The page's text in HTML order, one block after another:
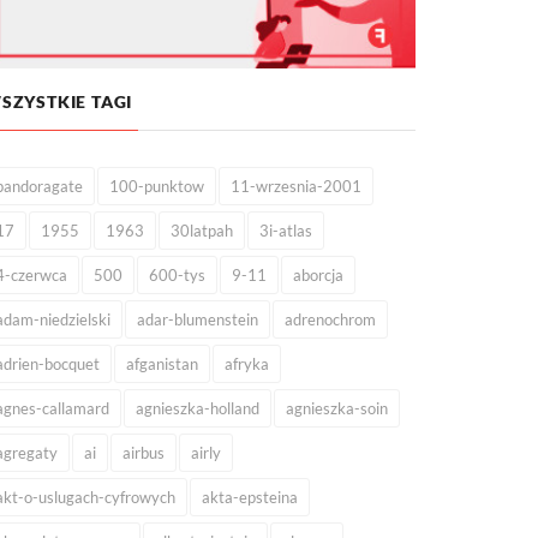
TAGI
100-punktow 11-wrzesnia-2001
1955 1963 30latpah 3i-atlas
czerwca 500 600-tys 9-11 aborcja
niedzielski adar-blumenstein adrenochrom
bocquet afganistan afryka
callamard agnieszka-holland agnieszka-soin
ai airbus airly
o-uslugach-cyfrowych akta-epsteina